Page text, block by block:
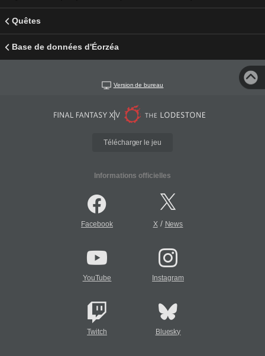
Quêtes
Base de données d'Éorzéa
Version de bureau
Télécharger le jeu
Informations officielles
Facebook X/ News
YouTube Instagram
Twitch Bluesky